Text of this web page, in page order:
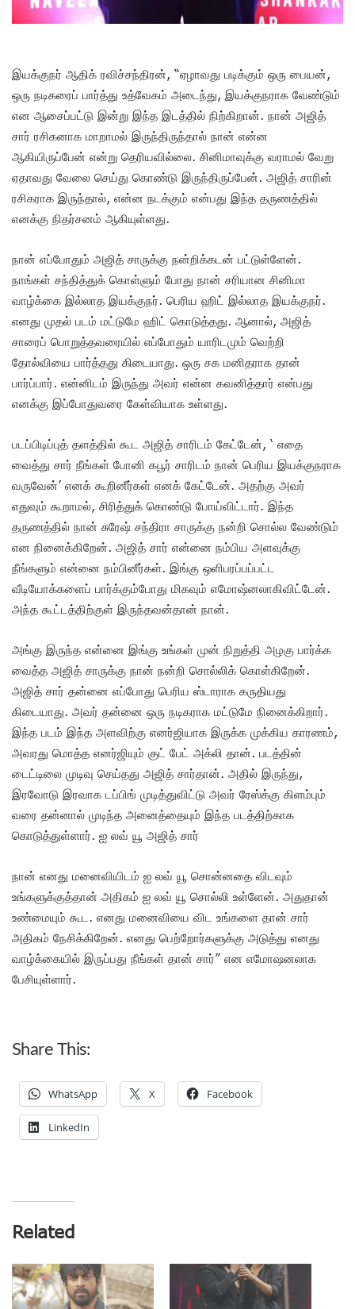
இயக்குநர் ஆதிக் ரவிச்சந்திரன், “ஏழாவது படிக்கும் ஒரு பையன்,
ஒரு நடிகரைப் பார்த்து உத்வேகம் அடைந்து, இயக்குநராக வேண்டும்
என ஆசைப்பட்டு இன்று இந்த இடத்தில் நிற்கிறான். நான் அஜித்
சார் ரசிகனாக மாறாமல் இருந்திருந்தால் நான் என்ன
ஆகியிருப்பேன் என்று தெரியவில்லை. சினிமாவுக்கு வராமல் வேறு
ஏதாவது வேலை செய்து கொண்டு இருந்திருப்பேன். அஜித் சாரின்
ரசிகராக இருந்தால், என்ன நடக்கும் என்பது இந்த தருணத்தில்
எனக்கு நிதர்சனம் ஆகியுள்ளது.
நான் எப்போதும் அஜித் சாருக்கு நன்றிக்கடன் பட்டுள்ளேன்.
நாங்கள் சந்தித்துக் கொள்ளும் போது நான் சரியான சினிமா
வாழ்க்கை இல்லாத இயக்குநர். பெரிய ஹிட் இல்லாத இயக்குநர்.
எனது முதல் படம் மட்டுமே ஹிட் கொடுத்தது. ஆனால், அஜித்
சாரைப் பொறுத்தவரையில் எப்போதும் யாரிடமும் வெற்றி
தோல்வியை பார்த்தது கிடையாது. ஒரு சக மனிதராக தான்
பார்ப்பார். என்னிடம் இருந்து அவர் என்ன கவனித்தார் என்பது
எனக்கு இப்போதுவரை கேள்வியாக உள்ளது.
படப்பிடிப்புத் தளத்தில் கூட அஜித் சாரிடம் கேட்டேன், ‘ எதை
வைத்து சார் நீங்கள் போனி கபூர் சாரிடம் நான் பெரிய இயக்குநராக
வருவேன்’ எனக் கூறினீர்கள் எனக் கேட்டேன். அதற்கு அவர்
எதுவும் கூறாமல், சிரித்துக் கொண்டு போய்விட்டார். இந்த
தருணத்தில் நான் சுரேஷ் சந்திரா சாருக்கு நன்றி சொல்ல வேண்டும்
என நினைக்கிறேன். அஜித் சார் என்னை நம்பிய அளவுக்கு
நீங்களும் என்னை நம்பினீர்கள். இங்கு ஒளிபரப்பப்பட்ட
வீடியோக்களைப் பார்க்கும்போது மிகவும் எமோஷ்னலாகிவிட்டேன்.
அந்த கூட்டத்திற்குள் இருந்தவன்தான் நான்.
அங்கு இருந்த என்னை இங்கு உங்கள் முன் நிறுத்தி அழகு பார்க்க
வைத்த அஜித் சாருக்கு நான் நன்றி சொல்லிக் கொள்கிறேன்.
அஜித் சார் தன்னை எப்போது பெரிய ஸ்டாராக கருதியது
கிடையாது. அவர் தன்னை ஒரு நடிகராக மட்டுமே நினைக்கிறார்.
இந்த படம் இந்த அளவிற்கு எனர்ஜியாக இருக்க முக்கிய காரணம்,
அவரது மொத்த எனர்ஜியும் குட் பேட் அக்லி தான். படத்தின்
டைட்டிலை முடிவு செய்தது அஜித் சார்தான். அதில் இருந்து,
இரவோடு இரவாக டப்பிங் முடித்துவிட்டு அவர் ரேஸ்க்கு கிளம்பும்
வரை தன்னால் முடிந்த அனைத்தையும் இந்த படத்திற்காக
கொடுத்துள்ளார். ஐ லவ் யூ அஜித் சார்
நான் எனது மனைவியிடம் ஐ லவ் யூ சொன்னதை விடவும்
உங்களுக்குத்தான் அதிகம் ஐ லவ் யூ சொல்லி உள்ளேன். அதுதான்
உண்மையும் கூட. எனது மனைவியை விட உங்களை தான் சார்
அதிகம் நேசிக்கிறேன். எனது பெற்றோர்களுக்கு அடுத்து எனது
வாழ்க்கையில் இருப்பது நீங்கள் தான் சார்” என எமோஷனலாக
பேசியுள்ளார்.
Share This:
WhatsApp X Facebook
LinkedIn
Related